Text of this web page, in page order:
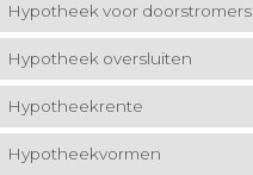
Hypotheek voor doorstromers
Hypotheek oversluiten
Hypotheekrente
Hypotheekvormen